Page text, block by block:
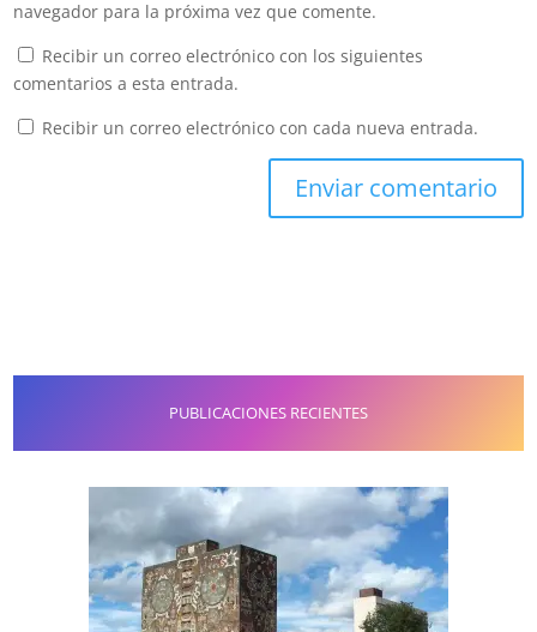
navegador para la próxima vez que comente.
Recibir un correo electrónico con los siguientes
comentarios a esta entrada.
Recibir un correo electrónico con cada nueva entrada.
PUBLICACIONES RECIENTES